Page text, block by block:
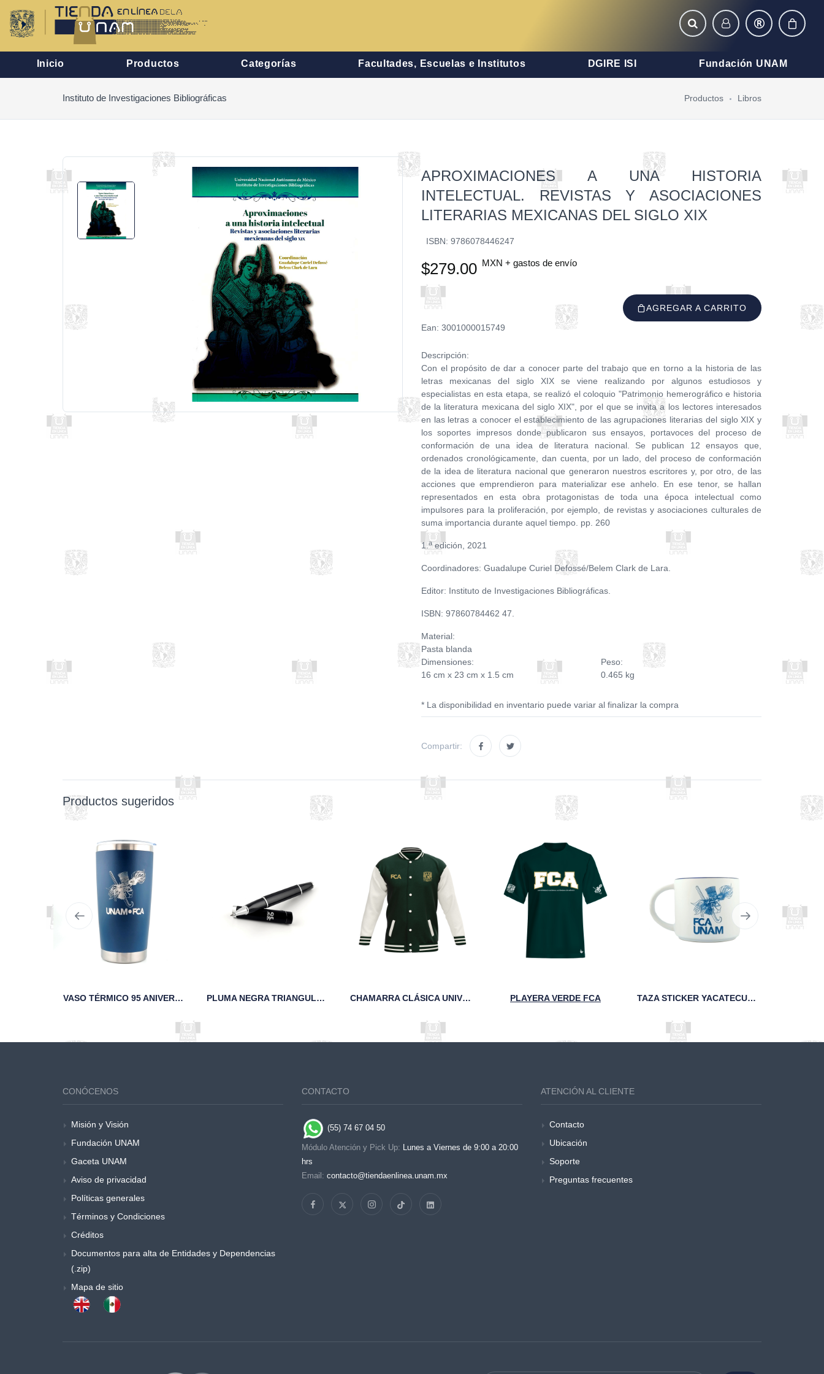
Inicio Productos Categorías Facultades, Escuelas e Institutos DGIRE ISI Fundación UNAM
Instituto de Investigaciones Bibliográficas Productos Libros
APROXIMACIONES A UNA HISTORIA
INTELECTUAL. REVISTAS Y ASOCIACIONES
LITERARIAS MEXICANAS DEL SIGLO XIX
ISBN: 9786078446247
$279.00 MXN + gastos de envío
AGREGAR A CARRITO
Ean: 3001000015749
Descripción:
Con el propósito de dar a conocer parte del trabajo que en torno a la historia de las
letras mexicanas del siglo XIX se viene realizando por algunos estudiosos y
especialistas en esta etapa, se realizó el coloquio "Patrimonio hemerográfico e historia
de la literatura mexicana del siglo XIX", por el que se invita a los lectores interesados
en las letras a conocer el establecimiento de las agrupaciones literarias del siglo XIX y
los soportes impresos donde publicaron sus ensayos, portavoces del proceso de
conformación de una idea de literatura nacional. Se publican 12 ensayos que,
ordenados cronológicamente, dan cuenta, por un lado, del proceso de conformación
de la idea de literatura nacional que generaron nuestros escritores y, por otro, de las
acciones que emprendieron para materializar ese anhelo. En ese tenor, se hallan
representados en esta obra protagonistas de toda una época intelectual como
impulsores para la proliferación, por ejemplo, de revistas y asociaciones culturales de
suma importancia durante aquel tiempo. pp. 260
1. aedición, 2021
Coordinadores: Guadalupe Curiel Defossé/Belem Clark de Lara.
Editor: Instituto de Investigaciones Bibliográficas.
ISBN: 97860784462 47.
Material:
Pasta blanda
Dimensiones:
16 cm x 23 cm x 1.5 cm
Peso:
0.465 kg
* La disponibilidad en inventario puede variar al finalizar la compra
Compartir:
Productos sugeridos
VASO TÉRMICO 95 ANIVERSARIO FCA UNAM MARINO PLUMA NEGRA TRIANGULAR 95 AÑOS UNAM CHAMARRA CLÁSICA UNIVERSITARIA DE FELPA FCA PLAYERA VERDE FCA TAZA STICKER YACATECUHTLI 95 ANIVERSARIO FCA
CONÓCENOS
Misión y Visión
Fundación UNAM
Gaceta UNAM
Aviso de privacidad
Políticas generales
Términos y Condiciones
Créditos
Documentos para alta de Entidades y Dependencias
(.zip)
Mapa de sitio
CONTACTO
(55) 74 67 04 50
Módulo Atención y Pick Up: Lunes a Viernes de 9:00 a 20:00
hrs
Email: contacto@tiendaenlinea.unam.mx
ATENCIÓN AL CLIENTE
Contacto
Ubicación
Soporte
Preguntas frecuentes